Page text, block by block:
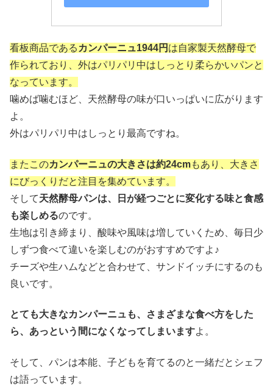
看板商品である カンパーニュ1944円 は自家製天然酵母で
作られており、外はパリパリ中はしっとり柔らかいパンと
なっています。
噛めば噛むほど、天然酵母の味が口いっぱいに広がります
よ。
外はパリパリ中はしっとり最高ですね。
またこのカンパーニュの大きさは約24cmもあり、大きさ
にびっくりだと注目を集めています。
そして天然酵母パンは、日が経つごとに変化する味と食感
も楽しめるのです。
生地は引き締まり、酸味や風味は増していくため、毎日少
しずつ食べて違いを楽しむのがおすすめですよ♪
チーズや生ハムなどと合わせて、サンドイッチにするのも
良いです。
とても大きなカンパーニュも、さまざまな食べ方をした
ら、あっという間になくなってしまいますよ。
そして、パンは本能、子どもを育てるのと一緒だとシェフ
は語っています。